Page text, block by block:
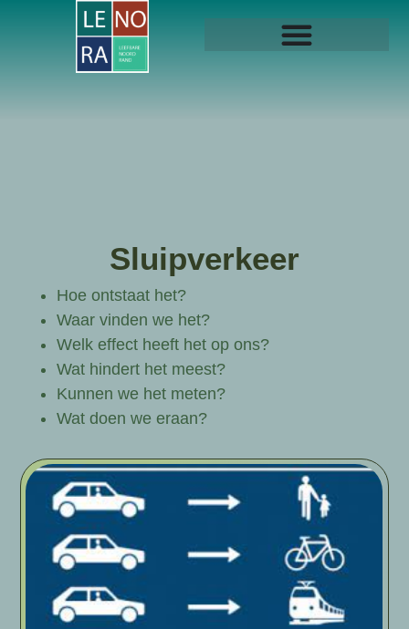
Sluipverkeer
Hoe ontstaat het?
Waar vinden we het?
Welk effect heeft het op ons?
Wat hindert het meest?
Kunnen we het meten?
Wat doen we eraan?